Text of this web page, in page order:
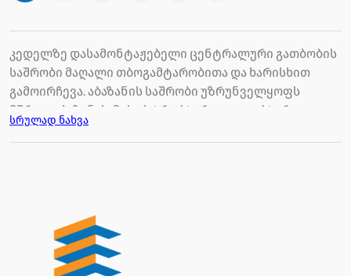
კედელზე დასამონტაჟებელი ცენტრალური გათბობის
საშრობი მაღალი თბოგამტარობითა და ხარისხით
გამოირჩევა. აბაზანის საშრობი უზრუნველყოფს
მშრალ აბაზანას, მისი სტრუქტურა კი ეფექტურად
აშრობს ტანსაცმელს. მოდუსში შეძლებთ შეიძინოთ
სხვადასხვა დიზაინისა და ფერის საშრობები. რაც
სრულად ნახვა